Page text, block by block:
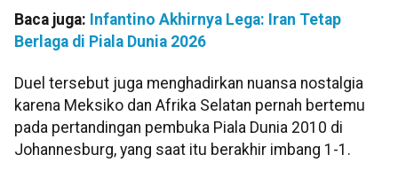
Baca juga: Infantino Akhirnya Lega: Iran Tetap
Berlaga di Piala Dunia 2026
Duel tersebut juga menghadirkan nuansa nostalgia
karena Meksiko dan Afrika Selatan pernah bertemu
pada pertandingan pembuka Piala Dunia 2010 di
Johannesburg, yang saat itu berakhir imbang 1-1.